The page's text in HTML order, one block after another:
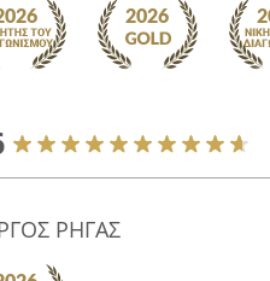
ΡΗΓΑΣ